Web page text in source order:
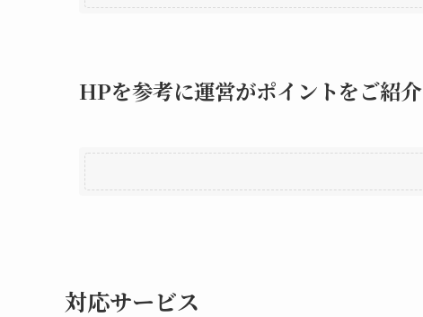
HPを参考に運営がポイントをご紹介
対応サービス